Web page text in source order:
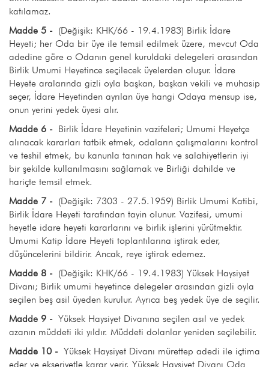
katılamaz.
Madde 5 - (Değişik: KHK/66 - 19.4.1983) Birlik İdare
Heyeti; her Oda bir üye ile temsil edilmek üzere, mevcut Oda
adedine göre o Odanın genel kuruldaki delegeleri arasından
Birlik Umumi Heyetince seçilecek üyelerden oluşur. İdare
Heyete aralarında gizli oyla başkan, başkan vekili ve muhasip
seçer, İdare Heyetinden ayrılan üye hangi Odaya mensup ise,
onun yerini yedek üyesi alır.
Madde 6 - Birlik İdare Heyetinin vazifeleri; Umumi Heyetçe
alınacak kararları tatbik etmek, odaların çalışmalarını kontrol
ve teshil etmek, bu kanunla tanınan hak ve salahiyetlerin iyi
bir şekilde kullanılmasını sağlamak ve Birliği dahilde ve
hariçte temsil etmek.
Madde 7 - (Değişik: 7303 - 27.5.1959) Birlik Umumi Katibi,
Birlik İdare Heyeti tarafından tayin olunur. Vazifesi, umumi
heyetle idare heyeti kararlarını ve birlik işlerini yürütmektir.
Umumi Katip İdare Heyeti toplantılarına iştirak eder,
düşüncelerini bildirir. Ancak, reye iştirak edemez.
Madde 8 - (Değişik: KHK/66 - 19.4.1983) Yüksek Haysiyet
Divanı; Birlik umumi heyetince delegeler arasından gizli oyla
seçilen beş asil üyeden kurulur. Ayrıca beş yedek üye de seçilir.
Madde 9 - Yüksek Haysiyet Divanına seçilen asıl ve yedek
azanın müddeti iki yıldır. Müddeti dolanlar yeniden seçilebilir.
Madde 10 - Yüksek Haysiyet Divanı mürettep adedi ile içtima
eder ve ekseriyetle karar verir. Yüksek Haysiyet Divanı Oda